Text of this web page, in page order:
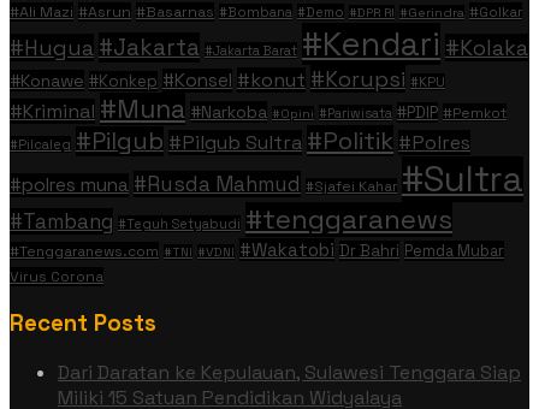
#Ali Mazi #Asrun #Basarnas #Bombana #Demo #DPR RI #Gerindra #Golkar
#Hugua #Jakarta #Jakarta Barat #Kendari #Kolaka
#Konawe #Konkep #Konsel #konut #Korupsi #KPU
#Kriminal #Muna #Narkoba #Opini #Pariwisata #PDIP #Pemkot
#Pilcaleg #Pilgub #Pilgub Sultra #Politik #Polres
#polres muna #Rusda Mahmud #Sjafei Kahar #Sultra
#Tambang #Teguh Setyabudi #tenggaranews
#Tenggaranews.com #TNI #VDNI #Wakatobi Dr Bahri Pemda Mubar
Virus Corona
Recent Posts
Dari Daratan ke Kepulauan, Sulawesi Tenggara Siap
Miliki 15 Satuan Pendidikan Widyalaya